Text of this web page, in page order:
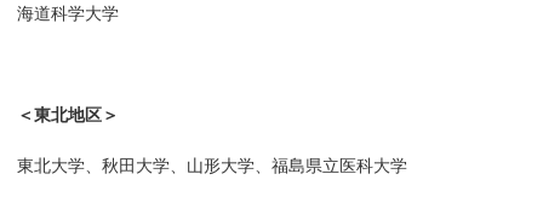
海道科学大学
＜東北地区＞
東北大学、秋田大学、山形大学、福島県立医科大学